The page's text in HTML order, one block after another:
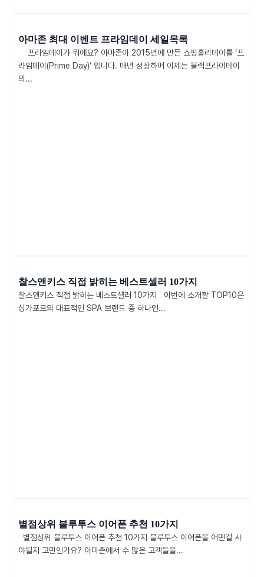
아마존 최대 이벤트 프라임데이 세일목록
프라임데이가 뭐에요? 아마존이 2015년에 만든 쇼핑홀리데이를 ‘프
라임데이(Prime Day)‘ 입니다. 매년 성장하며 이제는 블랙프라이데이
의...
찰스앤키스 직접 밝히는 베스트셀러 10가지
찰스앤키스 직접 밝히는 베스트셀러 10가지 이번에 소개할 TOP10은
싱가포르의 대표적인 SPA 브랜드 중 하나인...
별점상위 블루투스 이어폰 추천 10가지
별점상위 블루투스 이어폰 추천 10가지 블루투스 이어폰을 어떤걸 사
야될지 고민인가요? 아마존에서 수 많은 고객들을...